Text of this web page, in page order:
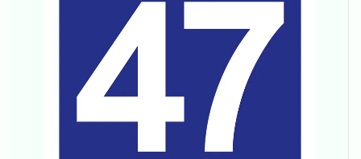
Новая площадка: 2027
Часть медиков в Ленобласти сможет
рассчитывать на доплату от региона
03 августа 2026
За сутки в Ленинградской области
ликвидировали 10 пожаров